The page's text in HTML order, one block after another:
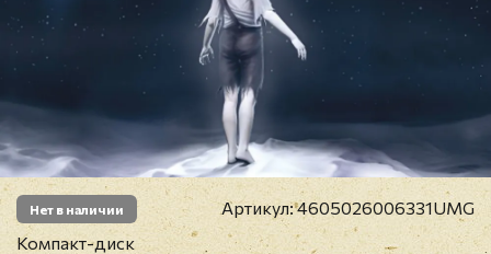
Нет в наличии Артикул:4605026006331UMG
Компакт-диск